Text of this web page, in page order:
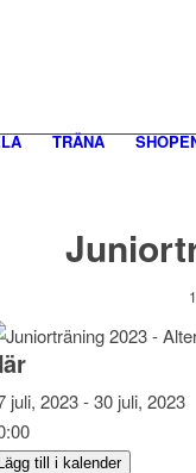
TRÄNA
juli, 2023 - 30 juli, 2023
Lägg till i kalender